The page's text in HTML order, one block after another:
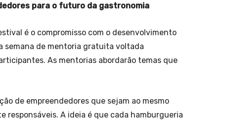
para o futuro da gastronomia
é o compromisso com o desenvolvimento
semana de mentoria gratuita voltada
As mentorias abordarão temas que
de empreendedores que sejam ao mesmo
responsáveis. A ideia é que cada hamburgueria